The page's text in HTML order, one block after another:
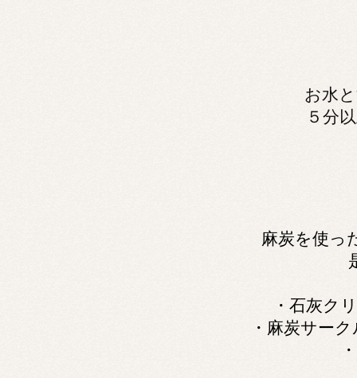
お水
５分
麻炭を使っ
・石灰ク
・麻炭サー